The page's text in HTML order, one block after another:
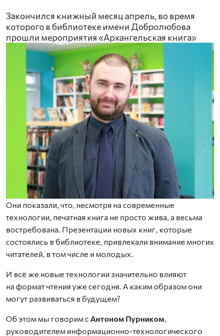
Закончился книжный месяц апрель, во время
которого в библиотеке имени Добролюбова
прошли мероприятия «Архангельская книга»
Они показали, что, несмотря на современные
технологии, печатная книга не просто жива, а весьма
востребована. Презентации новых книг, которые
состоялись в библиотеке, привлекали внимание многих
читателей, в том числе и молодых.
И всё же новые технологии значительно влияют
на формат чтения уже сегодня. А каким образом они
могут развиваться в будущем?
Об этом мы говорим с Антоном Пурником,
руководителем информационно-технологического